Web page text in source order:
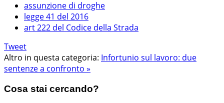
assunzione di droghe
legge 41 del 2016
art 222 del Codice della Strada
Tweet
Altro in questa categoria: Infortunio sul lavoro: due
sentenze a confronto »
Cosa stai cercando?